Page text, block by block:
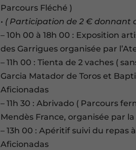
Parcours Fléché )
• ( Participation de 2 €
– 10h 00 à 18h 00 : Exposition
des Garrigues organisée par
– 11h 00 : Tienta de 2 vaches (
Garcia Matador de Toros et
Aficionadas
– 11h 30 : Abrivado ( Parcours
Mendès France, organisée par
– 13h 00 : Apéritif suivi du repas
Aficionadas